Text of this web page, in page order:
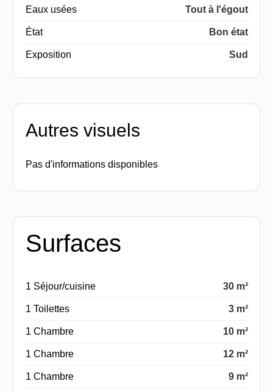
Eaux usées Tout à l'égout
État Bon état
Exposition Sud
Autres visuels
Pas d'informations disponibles
Surfaces
1 Séjour/cuisine 30 m²
1 Toilettes 3 m²
1 Chambre 10 m²
1 Chambre 12 m²
1 Chambre 9 m²